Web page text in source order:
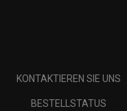
KONTAKTIEREN SIE UNS
BESTELLSTATUS